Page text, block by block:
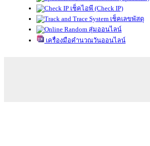
เช็คไอพี (Check IP)
เช็คเลขพัสดุ
สุ่มออนไลน์
เครื่องมือคำนวณวันออนไลน์